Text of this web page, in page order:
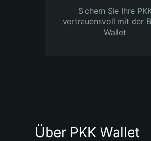
Sichern Sie Ihre
vertrauensvoll mit der
Wallet
Über PKK Wallet